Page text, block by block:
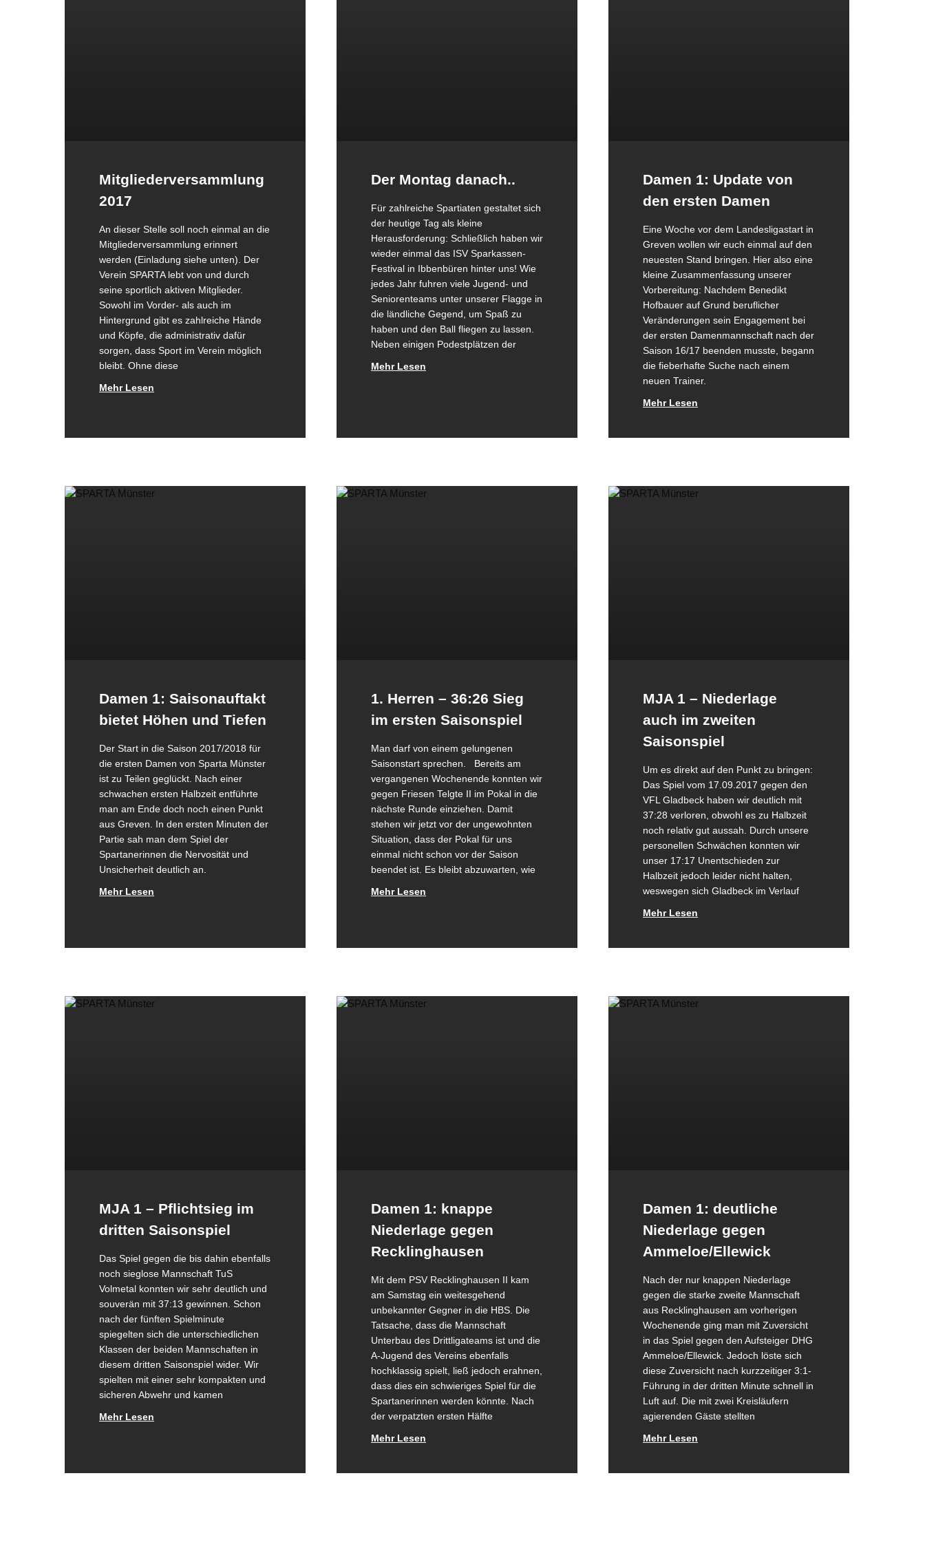
Männliche A/B-Jugend
Männliche D-Jugend 2​
Männliche E-Jugend
Weibliche Jugend
Weibliche E-Jugend
Minis
Abteilung
Kindersport
Fitness und Gesundheit
Mitgliederversammlung
2017
An dieser Stelle soll noch einmal an die
Mitgliederversammlung erinnert
werden (Einladung siehe unten). Der
Verein SPARTA lebt von und durch
seine sportlich aktiven Mitglieder.
Sowohl im Vorder- als auch im
Hintergrund gibt es zahlreiche Hände
und Köpfe, die administrativ dafür
sorgen, dass Sport im Verein möglich
bleibt. Ohne diese
Mehr Lesen
Der Montag danach..
Für zahlreiche Spartiaten gestaltet sich
der heutige Tag als kleine
Herausforderung: Schließlich haben wir
wieder einmal das ISV Sparkassen-
Festival in Ibbenbüren hinter uns! Wie
jedes Jahr fuhren viele Jugend- und
Seniorenteams unter unserer Flagge in
die ländliche Gegend, um Spaß zu
haben und den Ball fliegen zu lassen.
Neben einigen Podestplätzen der
Mehr Lesen
Damen 1: Update von
den ersten Damen
Eine Woche vor dem Landesligastart in
Greven wollen wir euch einmal auf den
neuesten Stand bringen. Hier also eine
kleine Zusammenfassung unserer
Vorbereitung: Nachdem Benedikt
Hofbauer auf Grund beruflicher
Veränderungen sein Engagement bei
der ersten Damenmannschaft nach der
Saison 16/17 beenden musste, begann
die fieberhafte Suche nach einem
neuen Trainer.
Mehr Lesen
Damen 1: Saisonauftakt
bietet Höhen und Tiefen
Der Start in die Saison 2017/2018 für
die ersten Damen von Sparta Münster
ist zu Teilen geglückt. Nach einer
schwachen ersten Halbzeit entführte
man am Ende doch noch einen Punkt
aus Greven. In den ersten Minuten der
Partie sah man dem Spiel der
Spartanerinnen die Nervosität und
Unsicherheit deutlich an.
Mehr Lesen
1. Herren – 36:26 Sieg
im ersten Saisonspiel
Man darf von einem gelungenen
Saisonstart sprechen. Bereits am
vergangenen Wochenende konnten wir
gegen Friesen Telgte II im Pokal in die
nächste Runde einziehen. Damit
stehen wir jetzt vor der ungewohnten
Situation, dass der Pokal für uns
einmal nicht schon vor der Saison
beendet ist. Es bleibt abzuwarten, wie
Mehr Lesen
MJA 1 – Niederlage
auch im zweiten
Saisonspiel
Um es direkt auf den Punkt zu bringen:
Das Spiel vom 17.09.2017 gegen den
VFL Gladbeck haben wir deutlich mit
37:28 verloren, obwohl es zu Halbzeit
noch relativ gut aussah. Durch unsere
personellen Schwächen konnten wir
unser 17:17 Unentschieden zur
Halbzeit jedoch leider nicht halten,
weswegen sich Gladbeck im Verlauf
Mehr Lesen
MJA 1 – Pflichtsieg im
dritten Saisonspiel
Das Spiel gegen die bis dahin ebenfalls
noch sieglose Mannschaft TuS
Volmetal konnten wir sehr deutlich und
souverän mit 37:13 gewinnen. Schon
nach der fünften Spielminute
spiegelten sich die unterschiedlichen
Klassen der beiden Mannschaften in
diesem dritten Saisonspiel wider. Wir
spielten mit einer sehr kompakten und
sicheren Abwehr und kamen
Mehr Lesen
Damen 1: knappe
Niederlage gegen
Recklinghausen
Mit dem PSV Recklinghausen II kam
am Samstag ein weitesgehend
unbekannter Gegner in die HBS. Die
Tatsache, dass die Mannschaft
Unterbau des Drittligateams ist und die
A-Jugend des Vereins ebenfalls
hochklassig spielt, ließ jedoch erahnen,
dass dies ein schwieriges Spiel für die
Spartanerinnen werden könnte. Nach
der verpatzten ersten Hälfte
Mehr Lesen
Damen 1: deutliche
Niederlage gegen
Ammeloe/Ellewick
Nach der nur knappen Niederlage
gegen die starke zweite Mannschaft
aus Recklinghausen am vorherigen
Wochenende ging man mit Zuversicht
in das Spiel gegen den Aufsteiger DHG
Ammeloe/Ellewick. Jedoch löste sich
diese Zuversicht nach kurzzeitiger 3:1-
Führung in der dritten Minute schnell in
Luft auf. Die mit zwei Kreisläufern
agierenden Gäste stellten
Mehr Lesen